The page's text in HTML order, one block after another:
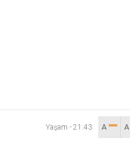
Yaşam - 21:43 A